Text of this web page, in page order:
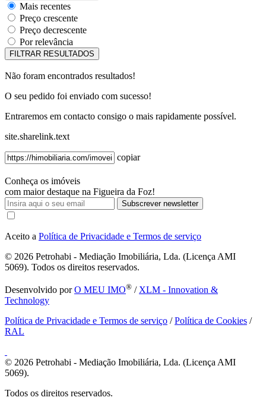
Mais recentes
Preço crescente
Preço decrescente
Por relevância
Não foram encontrados resultados!
O seu pedido foi enviado com sucesso!
Entraremos em contacto consigo o mais rapidamente possível.
site.sharelink.text
copiar
Conheça os imóveis
com maior destaque na Figueira da Foz!
Subscrever newsletter
Aceito a Política de Privacidade e Termos de serviço
© 2026 Petrohabi - Mediação Imobiliária, Lda. (Licença AMI
5069). Todos os direitos reservados.
Desenvolvido porO MEU IMO® / XLM - Innovation &
Technology
Política de Privacidade e Termos de serviço /Política de Cookies /
RAL
© 2026 Petrohabi - Mediação Imobiliária, Lda. (Licença AMI
5069).
Todos os direitos reservados.